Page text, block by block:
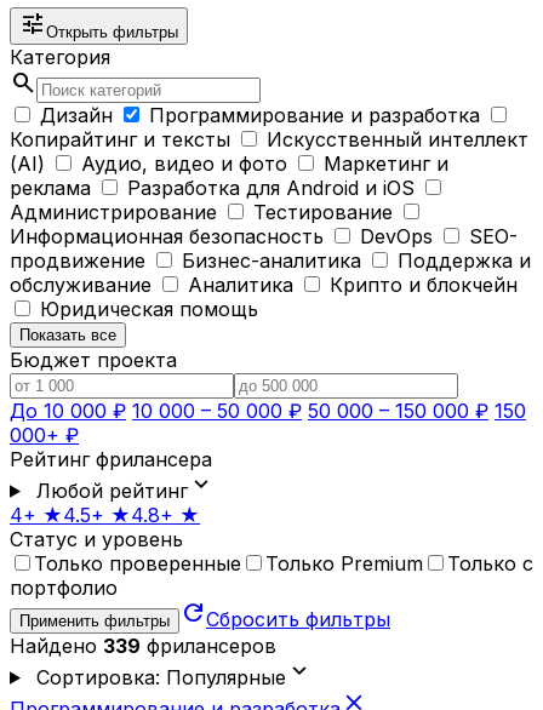
tune Открыть фильтры
Категория
search
Дизайн
Программирование и разработка
Копирайтинг и тексты
Искусственный интеллект
(AI)
Аудио, видео и фото
Маркетинг и
реклама
Разработка для Android и iOS
Администрирование
Тестирование
Информационная безопасность
DevOps
SEO-
продвижение
Бизнес-аналитика
Поддержка и
обслуживание
Аналитика
Крипто и блокчейн
Юридическая помощь
Показать все
Бюджет проекта
До 10 000 ₽ 10 000 – 50 000 ₽ 50 000 – 150 000 ₽ 150
000+ ₽
Рейтинг фрилансера
Любой рейтингexpand_more
4+ ★4.5+ ★4.8+ ★
Статус и уровень
Только проверенные
Только Premium
Только с
портфолио
Применить фильтры refreshСбросить фильтры
Найдено 339 фрилансеров
Сортировка: Популярныеexpand_more
close